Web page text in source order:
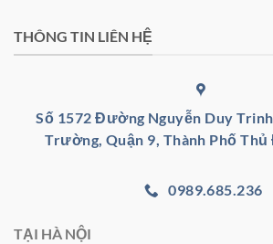
THÔNG TIN LIÊN HỆ
Số 1572 Đường Nguyễn Duy
Trường, Quận 9, Thành Phố
0989.685.236
TẠI HÀ NỘI